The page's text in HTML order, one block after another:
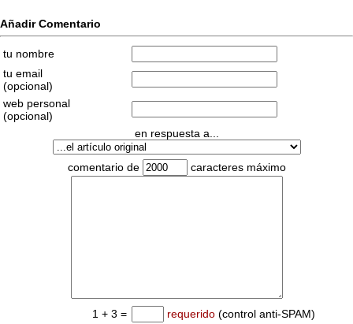
Añadir Comentario
tu nombre
tu email
(opcional)
web personal
(opcional)
en respuesta a...
comentario de caracteres máximo
1 + 3 = requerido (control anti-SPAM)